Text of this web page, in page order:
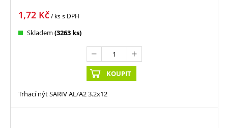
1,72 Kč/ kss DPH
Skladem (3263 ks)
KOUPIT
Trhací nýt SARIV AL/A2 3.2x12